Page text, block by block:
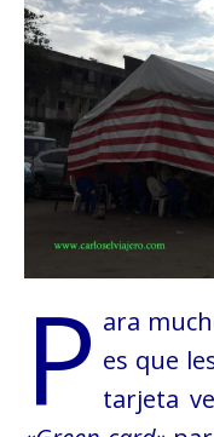
P ara
es que
tarjeta